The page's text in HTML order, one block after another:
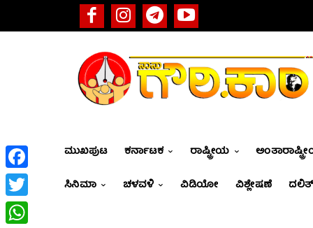
ಮುಖಪುಟ ಕರ್ನಾಟಕ ರಾಷ್ಟ್ರೀಯ
ಸಿನಿಮಾ
ಚಳವಳಿ ವಿಡಿಯೋ ವಿಶ್ಲೇಷಣೆ ದಲಿತ್
Facebook
Twitter